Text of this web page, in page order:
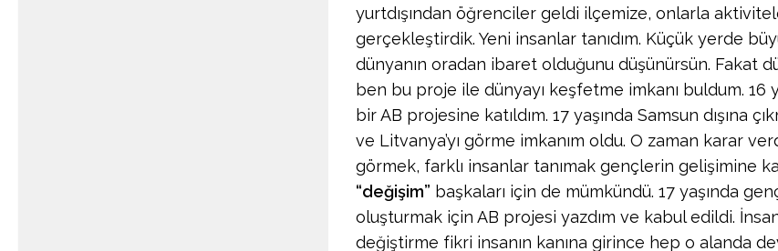
yurtdışından öğrenciler geldi ilçemize, onlarla
gerçekleştirdik. Yeni insanlar tanıdım. Küçük yerde
dünyanın oradan ibaret olduğunu düşünürsün. Fakat
ben bu proje ile dünyayı keşfetme imkanı buldum. 16
bir AB projesine katıldım. 17 yaşında Samsun dışına
ve Litvanya’yı görme imkanım oldu. O zaman karar
görmek, farklı insanlar tanımak gençlerin gelişimine
“değişim” başkaları için de mümkündü. 17 yaşında
oluşturmak için AB projesi yazdım ve kabul edildi.
değiştirme fikri insanın kanına girince hep o alanda